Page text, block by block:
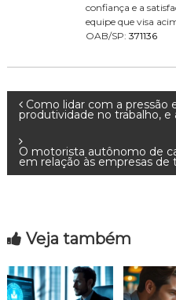
confiança e a
equipe que visa
OAB/SP: 371136
N
a
v
g
a
Como lidar com a pressão
produtividade no trabalho, e
O motorista autônomo de
em relação às empresas de
Veja também